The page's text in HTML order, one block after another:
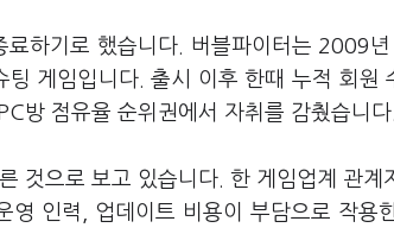
하기로 했습니다. 버블파이터는 2009년
게임입니다. 출시 이후 한때 누적 회원
방 점유율 순위권에서 자취를 감췄습니다.
것으로 보고 있습니다. 한 게임업계 관계
영 인력, 업데이트 비용이 부담으로 작용